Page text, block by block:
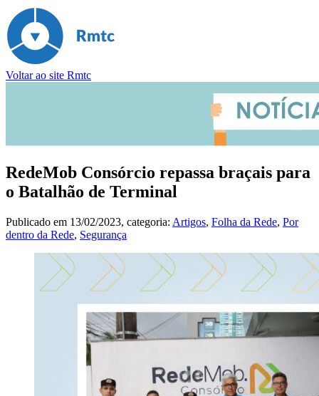
Voltar ao site Rmtc
RedeMob Consórcio repassa braçais para
o Batalhão de Terminal
Publicado em 13/02/2023, categoria: Artigos, Folha da Rede, Por
dentro da Rede, Segurança